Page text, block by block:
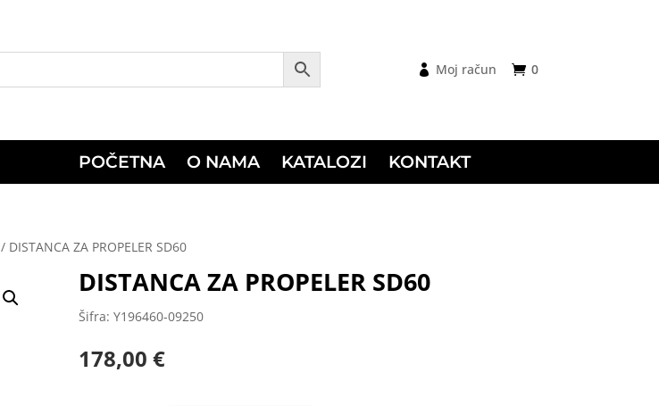
0
Moj račun
POČETNA O NAMA KATALOZI KONTAKT
/ DISTANCA ZA PROPELER SD60
DISTANCA ZA PROPELER SD60
Šifra: Y196460-09250
178,00 €